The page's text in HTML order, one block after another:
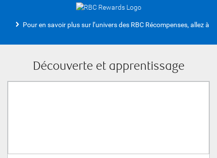
Pour en savoir plus sur l’univers des RBC Récompenses, allez à
Découverte et apprentissage